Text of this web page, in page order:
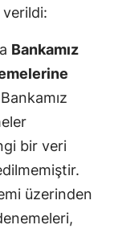
Kastamonu
Kırşehir
Kocaeli
Konya
verildi:
Bankamız
Bankamız
bir veri
üzerinden